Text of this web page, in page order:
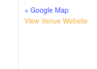
+ Google Map
View Venue Website